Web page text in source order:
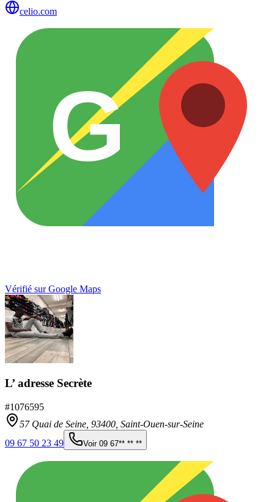
celio.com
G
Vérifié sur Google Maps
L’ adresse Secrète
#1076595
57 Quai de Seine, 93400 Saint-Ouen-sur-Seine
09 67 50 23 49
Voir 09 67** ** **